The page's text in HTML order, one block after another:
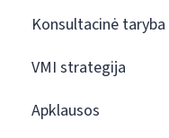
Konsultacinė taryba
VMI strategija
Apklausos